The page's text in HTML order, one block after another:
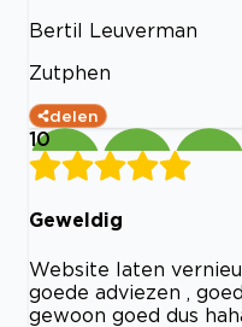
Bertil Leuverman
Zutphen
delen
10
Geweldig
Website laten
goede adviezen ,
gewoon goed dus